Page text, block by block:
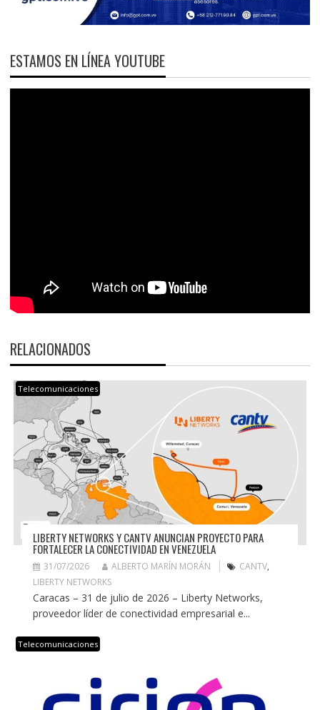
ESTAMOS EN LÍNEA YOUTUBE
RELACIONADOS
Telecomunicaciones
LIBERTY NETWORKS Y CANTV ANUNCIAN PROYECTO PARA
FORTALECER LA CONECTIVIDAD EN VENEZUELA
31/07/2026 ALBERTO MARÍN MORÁN CANTV,
LIBERTY NETWORKS
Caracas – 31 de julio de 2026 – Liberty Networks,
proveedor líder de conectividad empresarial e...
Telecomunicaciones